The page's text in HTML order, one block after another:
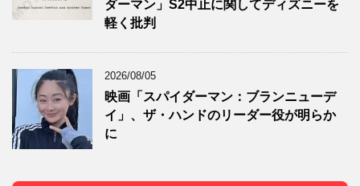
ダーマン」S2中止に関してディズニーを
軽く批判
2026/08/05
映画「スパイダーマン：ブランニューデ
イ」、ザ・ハンドのリーダー役が明らか
に